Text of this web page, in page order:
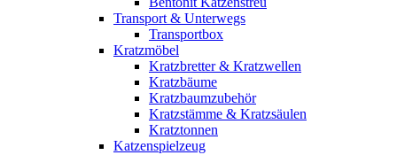
Transport & Unterwegs
Transportbox
Kratzmöbel
Kratzbretter & Kratzwellen
Kratzbäume
Kratzbaumzubehör
Kratzstämme & Kratzsäulen
Kratztonnen
Katzenspielzeug